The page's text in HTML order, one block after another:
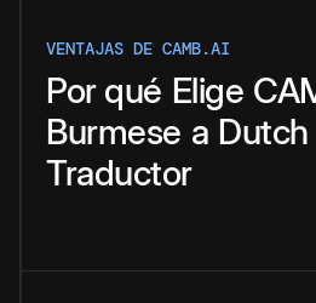
VENTAJAS DE CAMB.AI
Por qué Elige
Burmese a Dutch
Traductor